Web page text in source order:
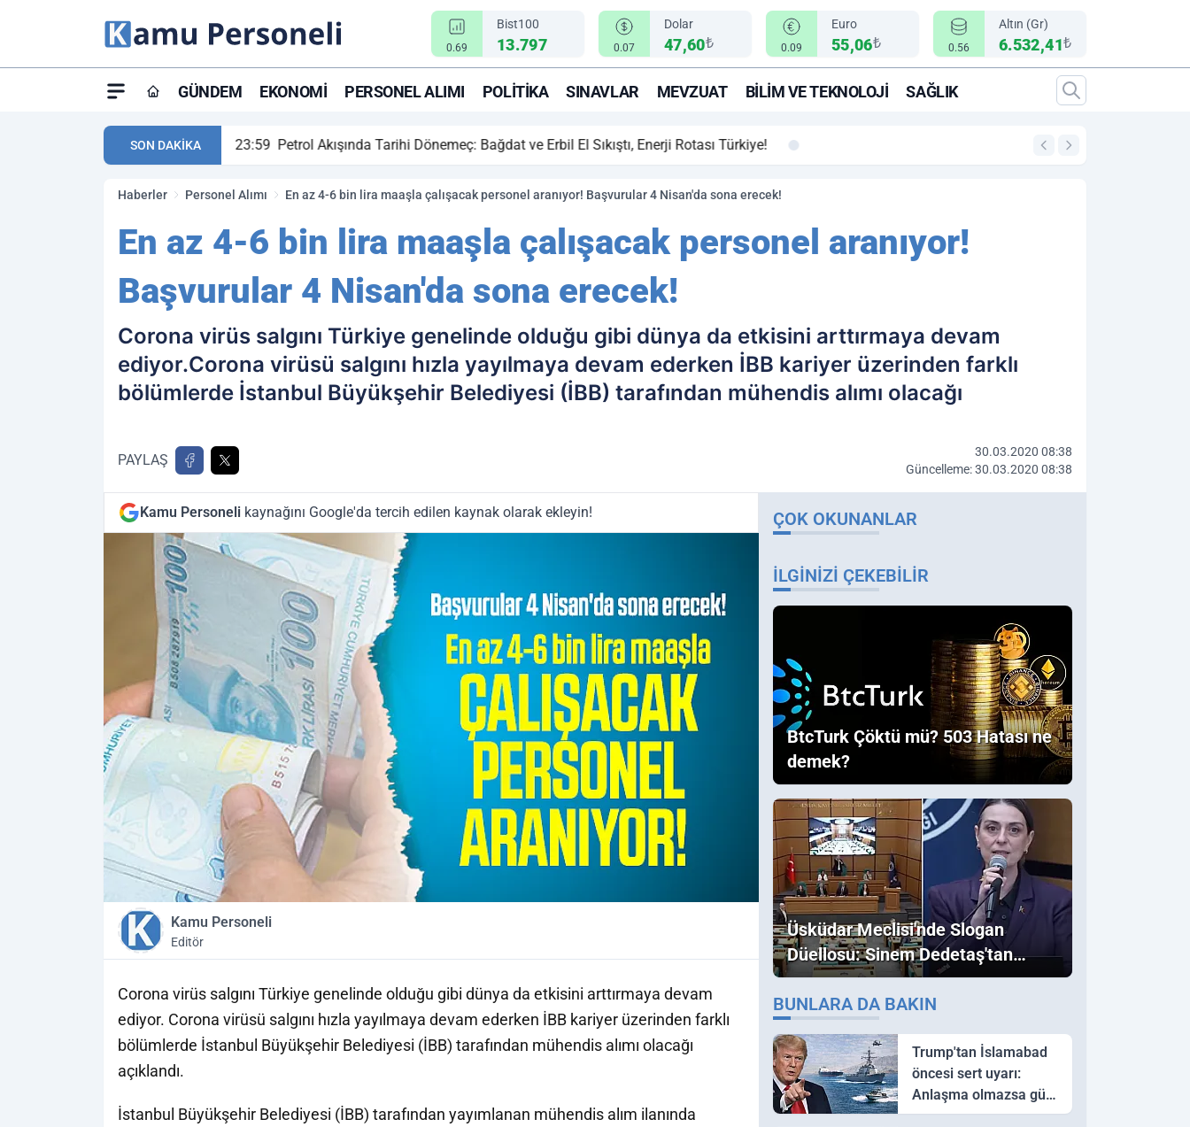
0.69
Bist100
13.797 0.07
Dolar
47,60₺ 0.09
Euro
55,06₺ 0.56
Altın (Gr)
6.532,41₺
GÜNDEM EKONOMI PERSONEL ALIMI POLITIKA SINAVLAR MEVZUAT BILIM VE TEKNOLOJI SAĞLIK
SON DAKİKA
maç özeti ve golleri! 23:59 Petrol Akışında Tarihi Dönemeç: Bağdat ve Erbil El Sıkıştı, Enerji Rotası Türkiye! 00:12
Haberler Personel Alımı En az 4-6 bin lira maaşla çalışacak personel aranıyor! Başvurular 4 Nisan'da sona erecek!
En az 4-6 bin lira maaşla çalışacak personel aranıyor!
Başvurular 4 Nisan'da sona erecek!
Corona virüs salgını Türkiye genelinde olduğu gibi dünya da etkisini arttırmaya devam
ediyor.Corona virüsü salgını hızla yayılmaya devam ederken İBB kariyer üzerinden farklı
bölümlerde İstanbul Büyükşehir Belediyesi (İBB) tarafından mühendis alımı olacağı
PAYLAŞ
30.03.2020 08:38
Güncelleme: 30.03.2020 08:38
Kamu Personeli kaynağını Google'da tercih edilen kaynak olarak ekleyin!
Kamu Personeli
Editör
Corona virüs salgını Türkiye genelinde olduğu gibi dünya da etkisini arttırmaya devam
ediyor. Corona virüsü salgını hızla yayılmaya devam ederken İBB kariyer üzerinden farklı
bölümlerde İstanbul Büyükşehir Belediyesi (İBB) tarafından mühendis alımı olacağı
açıklandı.
İstanbul Büyükşehir Belediyesi (İBB) tarafından yayımlanan mühendis alım ilanında
ÇOK OKUNANLAR
İLGINIZI ÇEKEBILIR
BtcTurk Çöktü mü? 503 Hatası ne
demek?
Üsküdar Meclisi'nde Slogan
Düellosu: Sinem Dedetaş'tan
Ezber Bozan "Erdoğan" ve
"İmamoğlu" Çıkışı!
BUNLARA DA BAKIN
Trump'tan İslamabad
öncesi sert uyarı:
Anlaşma olmazsa güç
kullanırız